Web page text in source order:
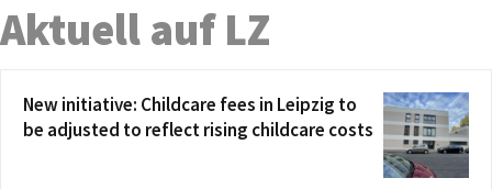
Aktuell auf LZ
New initiative: Childcare fees in Leipzig to
be adjusted to reflect rising childcare costs